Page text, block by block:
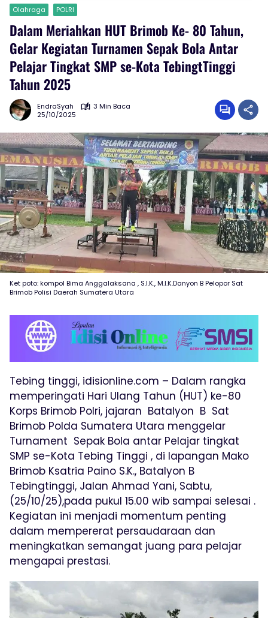
Olahraga POLRI
Dalam Meriahkan HUT Brimob Ke- 80 Tahun,
Gelar Kegiatan Turnamen Sepak Bola Antar
Pelajar Tingkat SMP se-Kota TebingtTinggi
Tahun 2025
EndraSyah
3 Min Baca
25/10/2025
Ket poto: kompol Bima Anggalaksana , S.I.K., M.I.K.Danyon B Pelopor Sat
Brimob Polisi Daerah Sumatera Utara
Tebing tinggi, idisionline.com – Dalam rangka
memperingati Hari Ulang Tahun (HUT) ke-80
Korps Brimob Polri, jajaran Batalyon B Sat
Brimob Polda Sumatera Utara menggelar
Turnament Sepak Bola antar Pelajar tingkat
SMP se-Kota Tebing Tinggi , di lapangan Mako
Brimob Ksatria Paino S.K., Batalyon B
Tebingtinggi, Jalan Ahmad Yani, Sabtu,
(25/10/25),pada pukul 15.00 wib sampai selesai .
Kegiatan ini menjadi momentum penting
dalam mempererat persaudaraan dan
meningkatkan semangat juang para pelajar
mengapai prestasi.